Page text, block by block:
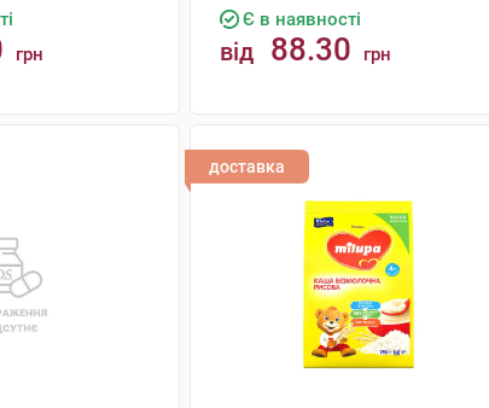
грн
Є в наявності
від 88.30 грн
доставка